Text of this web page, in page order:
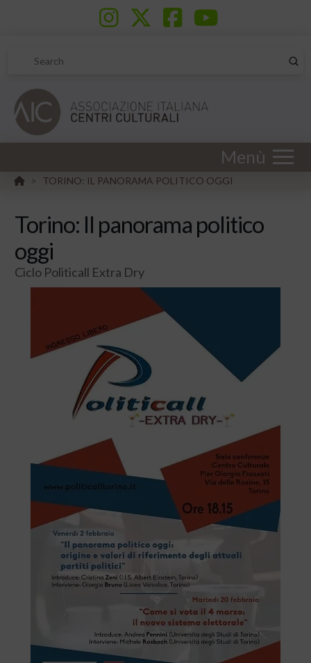
Search
Menù
HOME
> TORINO: IL PANORAMA POLITICO OGGI
Torino: Il panorama politico
oggi
Ciclo Politicall Extra Dry